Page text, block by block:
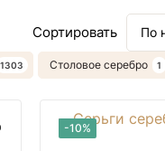
Столовое серебро
-10%